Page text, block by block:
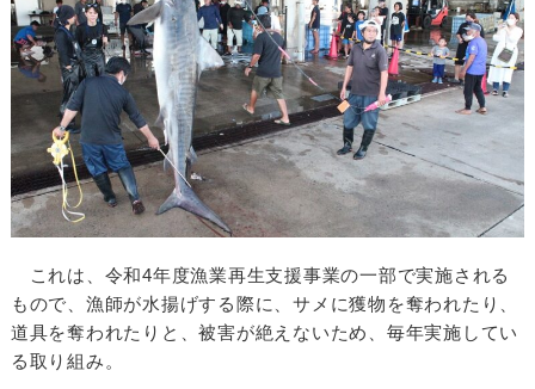
これは、令和4年度漁業再生支援事業の一部で実施される
もので、漁師が水揚げする際に、サメに獲物を奪われたり、
道具を奪われたりと、被害が絶えないため、毎年実施してい
る取り組み。